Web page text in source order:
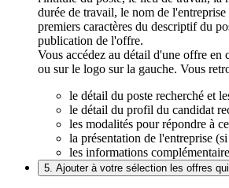
durée de travail, le nom de
premiers caractères du descriptif du
publication de l'offre.
Vous accédez au détail d'une offre en
ou sur le logo sur la gauche. Vous
le détail du poste recherché et
le détail du profil du candidat
les modalités pour répondre à
la présentation de l'entreprise
les informations
5. Ajouter à votre sélection les offres